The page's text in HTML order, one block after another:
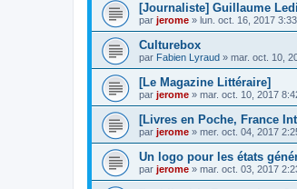
[Journaliste] Guillaume
par jerome » lun. oct. 16, 2017
Culturebox
par Fabien Lyraud » mar. oct. 10,
[Le Magazine Littéraire]
par jerome » mar. oct. 10, 2017
[Livres en Poche, France
par jerome » mer. oct. 04, 2017
Un logo pour les états
par jerome » mar. oct. 03, 2017